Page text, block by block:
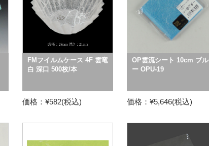
FMフイルムケース 4F 雲竜
白 深口 500枚/本
価格：¥582(税込)
OP雲流シート 10cm ブル
ー OPU-19
価格：¥5,646(税込)